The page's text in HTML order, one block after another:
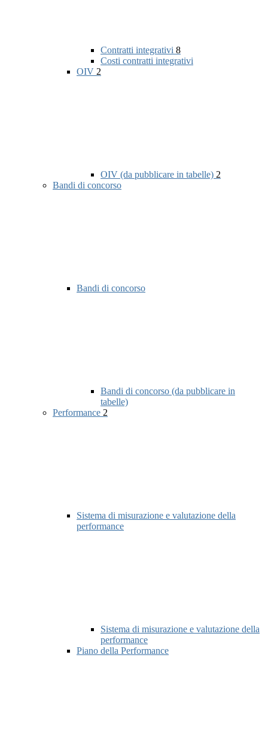
Contratti integrativi 8
Costi contratti integrativi
OIV 2
OIV (da pubblicare in tabelle) 2
Bandi di concorso
Bandi di concorso
Bandi di concorso (da pubblicare in
tabelle)
Performance 2
Sistema di misurazione e valutazione della
performance
Sistema di misurazione e valutazione della
performance
Piano della Performance